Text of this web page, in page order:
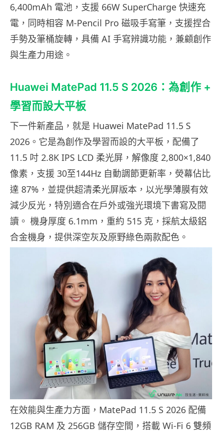
6,400mAh 電池，支援 66W SuperCharge 快速充
電，同時相容 M-Pencil Pro 磁吸手寫筆，支援捏合
手勢及筆桶旋轉，具備 AI 手寫辨識功能，兼顧創作
與生產力用途。
Huawei MatePad 11.5 S 2026：為創作 +
學習而設大平板
下一件新產品，就是 Huawei MatePad 11.5 S
2026。它是為創作及學習而設的大平板，配備了
11.5 吋 2.8K IPS LCD 柔光屏，解像度 2,800×1,840
像素，支援 30至144Hz 自動調節更新率，熒幕佔比
達 87%，並提供超清柔光屏版本，以光學薄膜有效
減少反光，特別適合在戶外或強光環境下書寫及閱
讀。 機身厚度 6.1mm，重約 515 克，採航太級鋁
合金機身，提供深空灰及原野綠色兩款配色。
在效能與生產力方面，MatePad 11.5 S 2026 配備
12GB RAM 及 256GB 儲存空間，搭載 Wi-Fi 6 雙頻